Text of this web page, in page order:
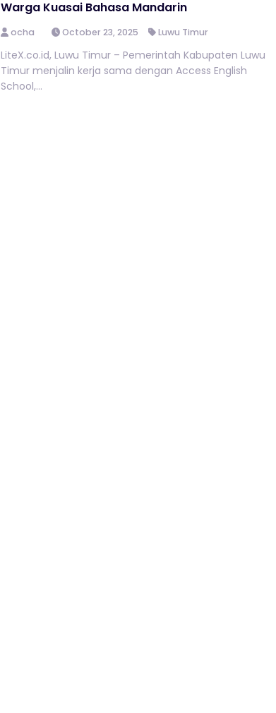
Warga Kuasai Bahasa Mandarin
ocha October 23, 2025 Luwu Timur
LiteX.co.id, Luwu Timur – Pemerintah Kabupaten Luwu
Timur menjalin kerja sama dengan Access English
School,...